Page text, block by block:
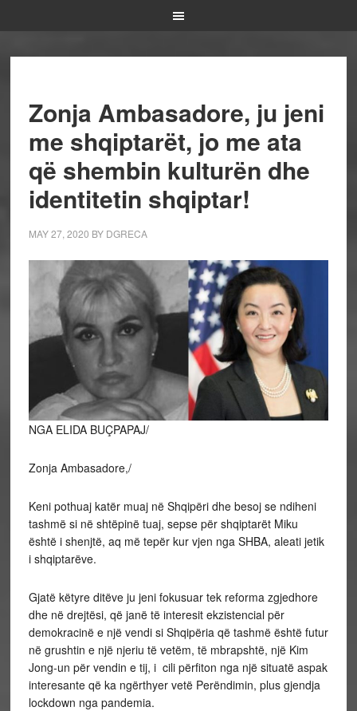
Zonja Ambasadore, ju jeni
me shqiptarët, jo me ata
që shembin kulturën dhe
identitetin shqiptar!
MAY 27, 2020 BY DGRECA
NGA ELIDA BUÇPAPAJ/
Zonja Ambasadore,/
Keni pothuaj katër muaj në Shqipëri dhe besoj se ndiheni
tashmë si në shtëpinë tuaj, sepse për shqiptarët Miku
është i shenjtë, aq më tepër kur vjen nga SHBA, aleati jetik
i shqiptarëve.
Gjatë këtyre ditëve ju jeni fokusuar tek reforma zgjedhore
dhe në drejtësi, që janë të interesit ekzistencial për
demokracinë e një vendi si Shqipëria që tashmë është futur
në grushtin e një njeriu të vetëm, të mbrapshtë, një Kim
Jong-un për vendin e tij, i cili përfiton nga një situatë aspak
interesante që ka ngërthyer vetë Perëndimin, plus gjendja
lockdown nga pandemia.